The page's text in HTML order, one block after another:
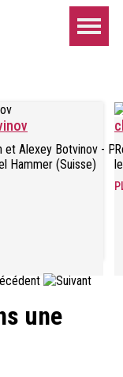
et Alexey Botvinov -
Hammer (Suisse)
une